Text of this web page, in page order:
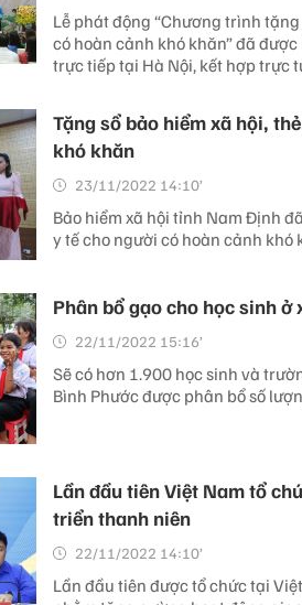
Lễ phát động “Chương trình
có hoàn cảnh khó khăn” đã
trực tiếp tại Hà Nội, kết hợp trực
Tặng sổ bảo hiểm xã hội,
khó khăn
23/11/2022 14:10’
Bảo hiểm xã hội tỉnh Nam Định
y tế cho người có hoàn cảnh
Phân bổ gạo cho học sinh
22/11/2022 15:16’
Sẽ có hơn 1.900 học sinh và
Bình Phước được phân bổ số
Lần đầu tiên Việt Nam tổ
triển thanh niên
22/11/2022 14:10’
Lần đầu tiên được tổ chức tại